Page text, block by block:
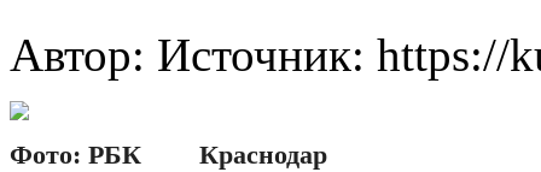
Автор: Источник: https://
Фото: РБК Краснодар